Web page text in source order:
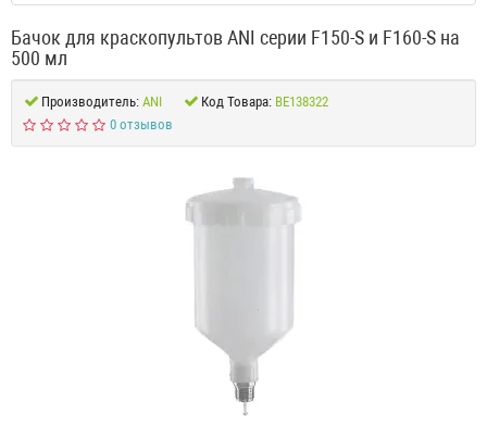
Бачок для краскопультов ANI серии F150-S и F160-S на
500 мл
Производитель: ANI Код Товара: BE138322
0 отзывов